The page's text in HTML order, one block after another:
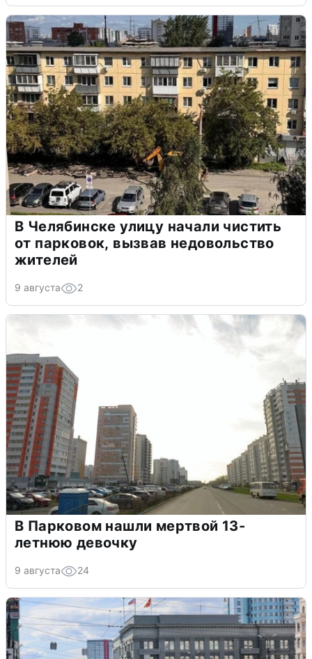
В Челябинске улицу начали чистить
от парковок, вызвав недовольство
жителей
9 августа 2
В Парковом нашли мертвой 13-
летнюю девочку
9 августа 24